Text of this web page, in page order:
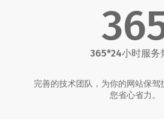
365*24小时服务
完善的技术团队，为你的网站保驾
您省心省力。